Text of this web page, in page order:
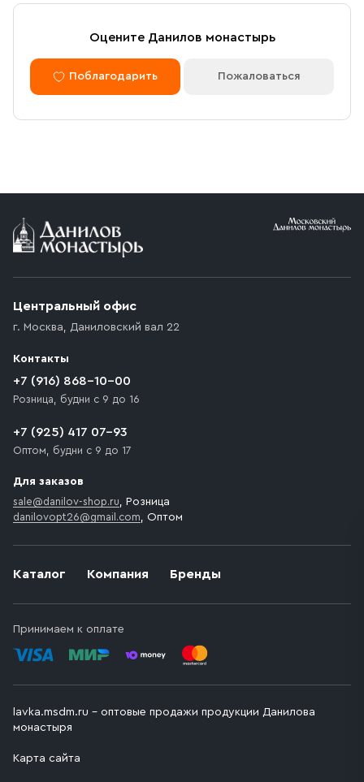
Оцените Данилов монастырь
Поблагодарить Пожаловаться
Каталог Компания Бренды
Принимаем к оплате
Центральный офис
г. Москва, Даниловский вал 22
Контакты
+7 (916) 868-10-00
Розница, будни с 9 до 16
+7 (925) 417 07-93
Оптом, будни с 9 до 17
Для заказов
sale@danilov-shop.ru, Розница
danilovopt26@gmail.com, Оптом
lavka.msdm.ru – оптовые продажи продукции Данилова
монастыря
Карта сайта